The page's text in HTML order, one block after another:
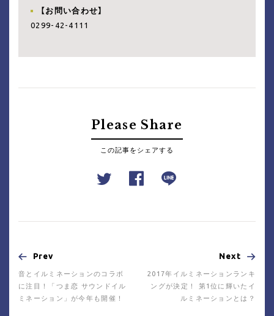
【お問い合わせ】
0299-42-4111
Please Share
この記事をシェアする
Prev
音とイルミネーションのコラボ
に注目！「つま恋 サウンドイル
ミネーション」が今年も開催！
Next
2017年イルミネーションランキ
ングが決定！ 第1位に輝いたイ
ルミネーションとは？